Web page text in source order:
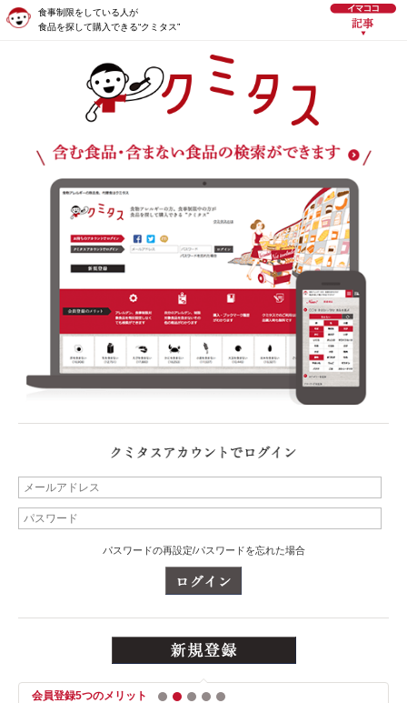
食事制限をしている人が
食品を探して購入できる“クミタス”
パスワードの再設定/パスワードを忘れた場合
会員登録5つのメリット 1 2 3 4